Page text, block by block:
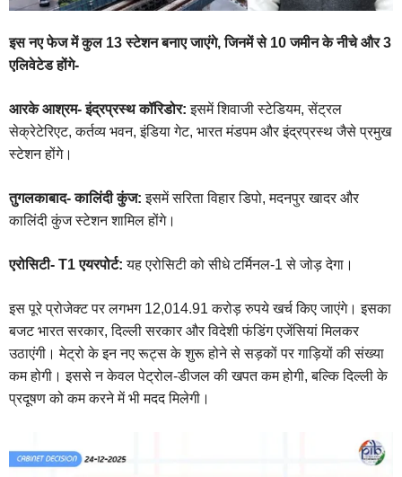
इस नए फेज में कुल 13 स्टेशन बनाए जाएंगे, जिनमें से 10 जमीन के नीचे और 3
एलिवेटेड होंगे-
आरके आश्रम- इंद्रप्रस्थ कॉरिडोर: इसमें शिवाजी स्टेडियम, सेंट्रल
सेक्रेटेरिएट, कर्तव्य भवन, इंडिया गेट, भारत मंडपम और इंद्रप्रस्थ जैसे प्रमुख
स्टेशन होंगे।
तुगलकाबाद- कालिंदी कुंज: इसमें सरिता विहार डिपो, मदनपुर खादर और
कालिंदी कुंज स्टेशन शामिल होंगे।
एरोसिटी- T1 एयरपोर्ट: यह एरोसिटी को सीधे टर्मिनल-1 से जोड़ देगा।
इस पूरे प्रोजेक्ट पर लगभग 12,014.91 करोड़ रुपये खर्च किए जाएंगे। इसका
बजट भारत सरकार, दिल्ली सरकार और विदेशी फंडिंग एजेंसियां मिलकर
उठाएंगी। मेट्रो के इन नए रूट्स के शुरू होने से सड़कों पर गाड़ियों की संख्या
कम होगी। इससे न केवल पेट्रोल-डीजल की खपत कम होगी, बल्कि दिल्ली के
प्रदूषण को कम करने में भी मदद मिलेगी।